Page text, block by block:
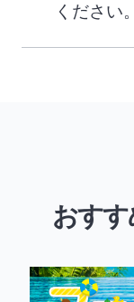
ください。
おす